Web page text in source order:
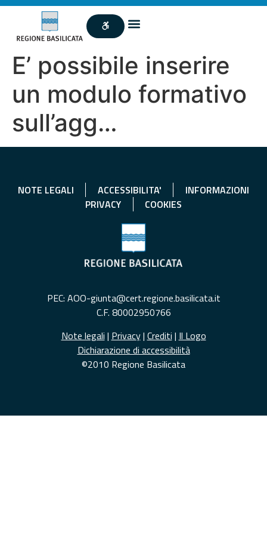
E’ possibile inserire
un modulo formativo
sull’agg…
NOTE LEGALI ACCESSIBILITA'
INFORMAZIONI
PRIVACY
COOKIES
PEC: AOO-giunta@cert.regione.basilicata.it
C.F. 80002950766
Note legali | Privacy| Crediti | Il Logo
Dichiarazione di accessibilità
©2010 Regione Basilicata